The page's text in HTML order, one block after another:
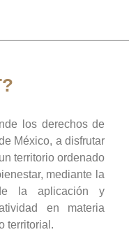
los derechos de
México, a disfrutar
territorio ordenado
mediante la
la aplicación y
en materia
territorial.